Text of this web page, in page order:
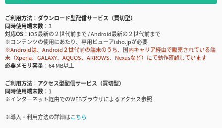
ご利用方法
ダウンロード型配信サービス（買切型）
同時使用端末数
3
対応OS
iOS最新の２世代前まで / Android最新の２世代前まで
※コンテンツの使用にあたり、専用ビューアisho.jpが必要
※Androidは、Android２世代前の端末のうち、国内キャリア経由で販売されている端
末（Xperia、GALAXY、AQUOS、ARROWS、Nexusなど）にて動作確認しています
必要メモリ容量
64 MB以上
ご利用方法
アクセス型配信サービス（買切型）
同時使用端末数
1
※インターネット経由でのWEBブラウザによるアクセス参照
※導入・利用方法の詳細はこちら